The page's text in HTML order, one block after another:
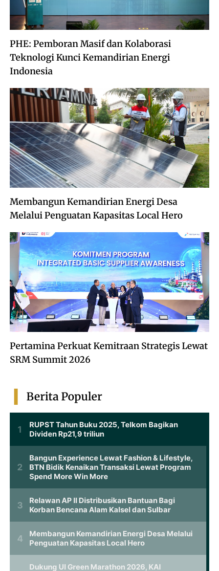
PHE: Pemboran Masif dan Kolaborasi
Teknologi Kunci Kemandirian Energi
Indonesia
Membangun Kemandirian Energi Desa
Melalui Penguatan Kapasitas Local Hero
Pertamina Perkuat Kemitraan Strategis Lewat
SRM Summit 2026
Berita Populer